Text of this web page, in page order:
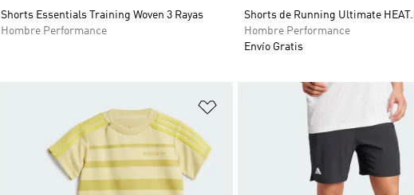
Shorts Essentials Training Woven 3 Rayas
Hombre Performance
Shorts de Running Ultimate
Hombre Performance
Envío Gratis
Añadir a la lista de deseos